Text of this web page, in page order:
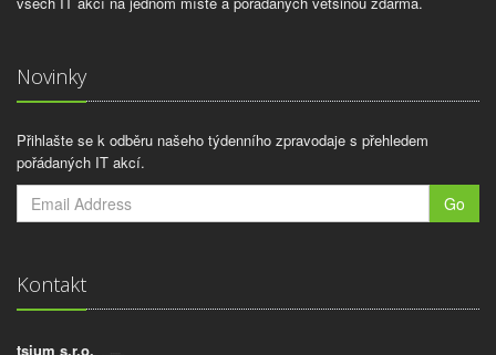
Novinky
Přihlašte se k odběru našeho týdenního zpravodaje s přehledem
pořádaných IT akcí.
Go
Kontakt
tsium s.r.o.